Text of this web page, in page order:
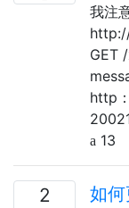
我注
GET
http
13
2
如